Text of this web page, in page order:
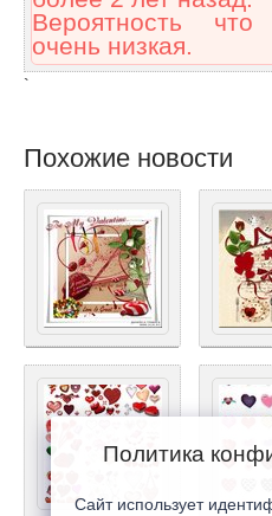
Вероятность
очень низкая.
`
Похожие новости
Политика
Сайт использует